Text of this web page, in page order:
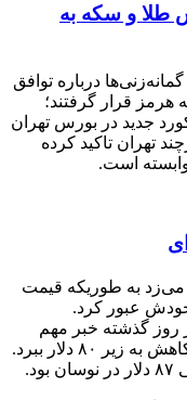
طلا و سکه به
درباره توافق
هرمز قرار گرفتند؛
جدید در بورس تهران
تهران تاکید کرده
وابسته است.
می‌زد به طوریکه قیمت
عبور کرد.
روز گذشته خبر مهم
هفته بود و توانست قیمت نفت برنت را با کاهش به زیر ۸۰ دلار ببرد.